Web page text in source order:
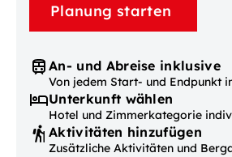
Planung starten
An- und Abreise inklusive
Von jedem Start- und Endpunkt
Unterkunft wählen
Hotel und Zimmerkategorie
Aktivitäten hinzufügen
Zusätzliche Aktivitäten und